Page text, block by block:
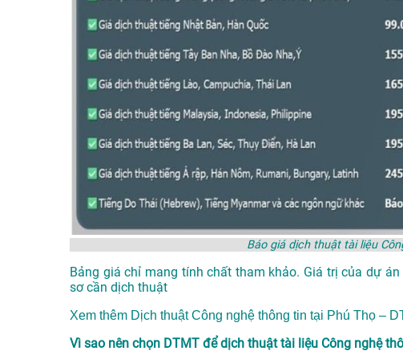
Báo giá dịch thuật tài liệu
Bảng giá chỉ mang tính chất tham khảo. Giá trị của dự
sơ cần dịch thuật
Xem thêm Dịch thuật Công nghệ thông tin tại Phú Thọ –
Vì sao nên chọn DTMT để dịch thuật tài liệu Công nghệ